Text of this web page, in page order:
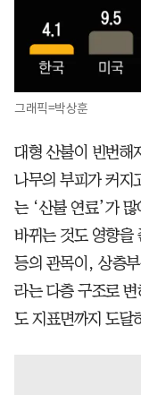
그래픽=박상훈
대형 산불이 빈번해
나무의 부피가 커지
는 ‘산불 연료’가
바뀌는 것도 영향을
등의 관목이, 상층
라는 다층 구조로
도 지표면까지 도달